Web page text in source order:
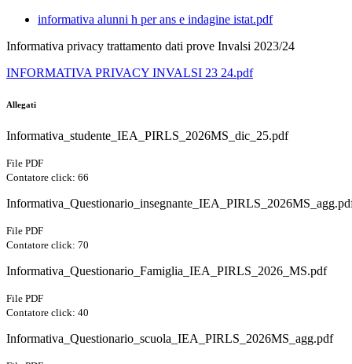
informativa alunni h per ans e indagine istat.pdf
Informativa privacy trattamento dati prove Invalsi 2023/24
INFORMATIVA PRIVACY INVALSI 23 24.pdf
Allegati
Informativa_studente_IEA_PIRLS_2026MS_dic_25.pdf
File PDF
Contatore click: 66
File PDF
Contatore click: 70
Informativa_Questionario_Famiglia_IEA_PIRLS_2026_MS.pdf
File PDF
Contatore click: 40
Informativa_Questionario_scuola_IEA_PIRLS_2026MS_agg.pdf